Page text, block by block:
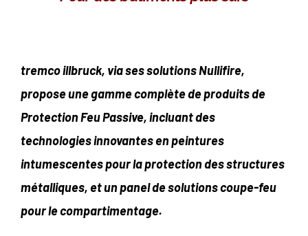
tremco illbruck, via ses solutions Nullifire,
propose une gamme complète de produits de
Protection Feu Passive, incluant des
technologies innovantes en peintures
intumescentes pour la protection des structures
métalliques, et un panel de solutions coupe-feu
pour le compartimentage.